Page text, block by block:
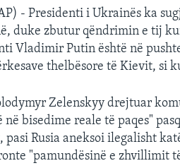
- Presidenti i Ukrainës ka
duke zbutur qëndrimin e tij
Vladimir Putin është në
thelbësore të Kievit, si
Zelenskyy drejtuar
në bisedime reale të paqes"
Rusia aneksoi ilegalisht
"pamundësinë e zhvillimit